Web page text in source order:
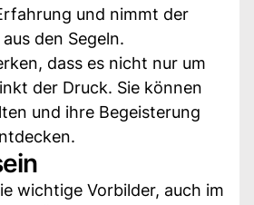
und nimmt der
den Segeln.
dass es nicht nur um
der Druck. Sie können
und ihre Begeisterung
wichtige Vorbilder, auch im